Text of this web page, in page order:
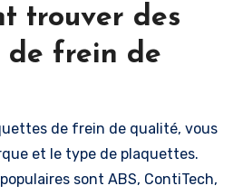
trouver des
de frein de
de frein de qualité, vous
et le type de plaquettes.
sont ABS, ContiTech,